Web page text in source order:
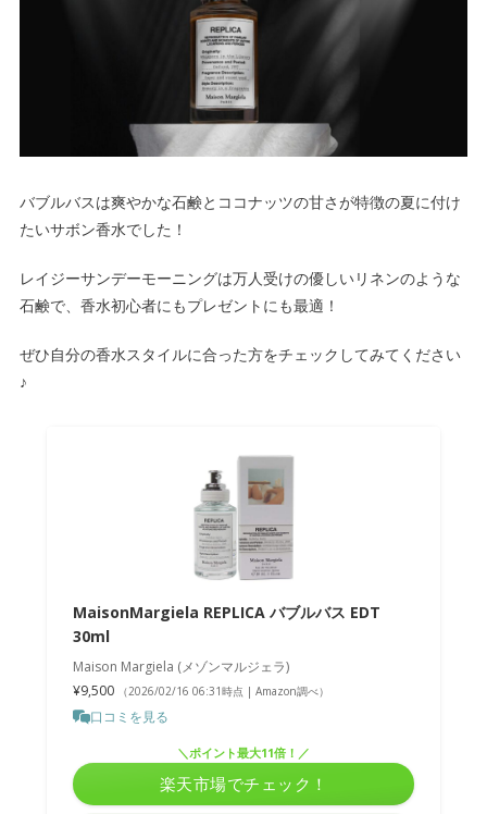
バブルバスは爽やかな石鹸とココナッツの甘さが特徴の夏に付け
たいサボン香水でした！
レイジーサンデーモーニングは万人受けの優しいリネンのような
石鹸で、香水初心者にもプレゼントにも最適！
ぜひ自分の香水スタイルに合った方をチェックしてみてください
♪
MaisonMargiela REPLICA バブルバス EDT
30ml
Maison Margiela (メゾンマルジェラ)
¥9,500
（2026/02/16 06:31時点 | Amazon調べ）
口コミを見る
＼ポイント最大11倍！／
楽天市場でチェック！